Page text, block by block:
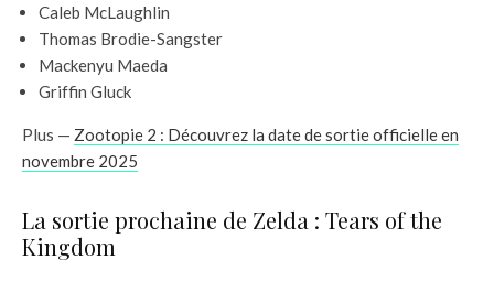
Caleb McLaughlin
Thomas Brodie-Sangster
Mackenyu Maeda
Griffin Gluck
Plus — Zootopie 2 : Découvrez la date de sortie officielle en
novembre 2025
La sortie prochaine de Zelda : Tears of the
Kingdom